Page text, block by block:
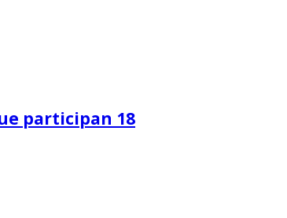
participan 18